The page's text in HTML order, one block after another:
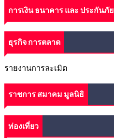
การเงิน ธนาคาร และ ประกันภัย
ธุรกิจ การตลาด
รายงานการละเมิด
ราชการ สมาคม มูลนิธิ
ท่องเที่ยว